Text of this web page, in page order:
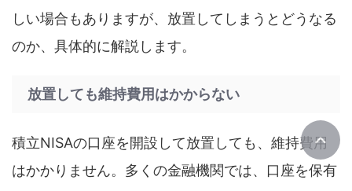
しい場合もありますが、放置してしまうとどうなる
のか、具体的に解説します。
放置しても維持費用はかからない
積立NISAの口座を開設して放置しても、維持費用
はかかりません。多くの金融機関では、口座を保有